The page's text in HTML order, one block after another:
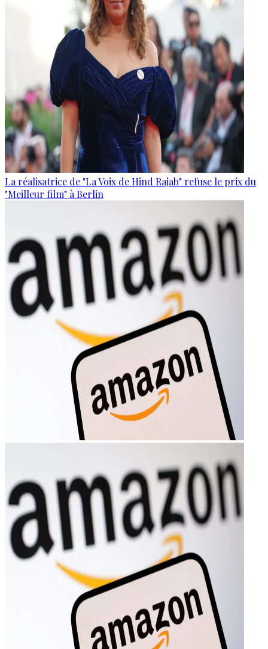
La réalisatrice de "La Voix de Hind Rajab" refuse le prix du
"Meilleur film" à Berlin